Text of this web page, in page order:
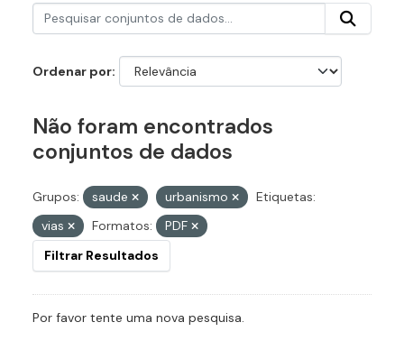
Ordenar por
Não foram encontrados
conjuntos de dados
Grupos: saude urbanismo
Etiquetas:
vias
Formatos:
PDF
Filtrar Resultados
Por favor tente uma nova pesquisa.